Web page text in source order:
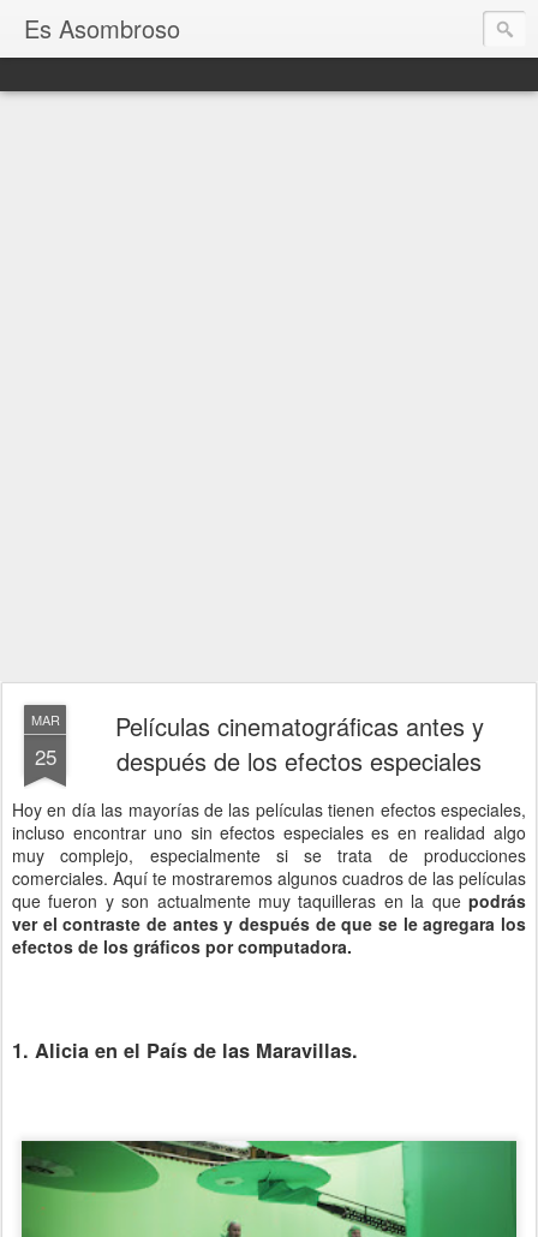
Es Asombroso
MAR
25
Películas cinematográficas antes y
después de los efectos especiales
Hoy en día las mayorías de las películas tienen efectos especiales,
incluso encontrar uno sin efectos especiales es en realidad algo
muy complejo, especialmente si se trata de producciones
comerciales. Aquí te mostraremos algunos cuadros de las películas
que fueron y son actualmente muy taquilleras en la que podrás
ver el contraste de antes y después de que se le agregara los
efectos de los gráficos por computadora.
1. Alicia en el País de las Maravillas.